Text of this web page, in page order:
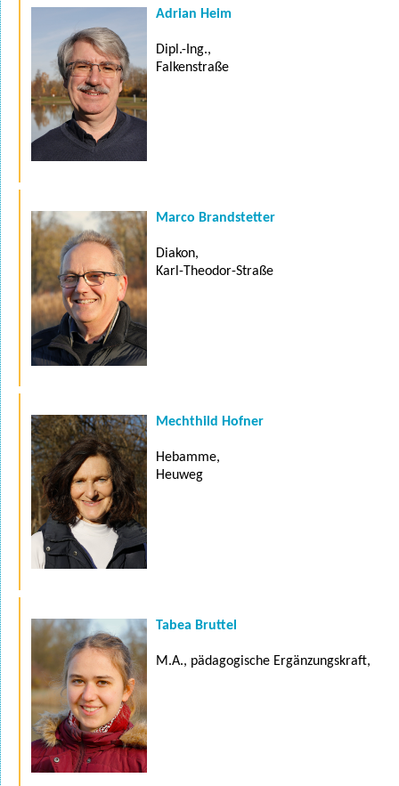
Adrian Heim
Dipl.-Ing.,
Falkenstraße
Marco Brandstetter
Diakon,
Karl-Theodor-Straße
Mechthild Hofner
Hebamme,
Heuweg
Tabea Bruttel
M.A., pädagogische Ergänzungskraft,